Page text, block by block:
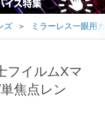
ズ ＞ ミラーレス一眼用
フイルムXマ
焦点レン